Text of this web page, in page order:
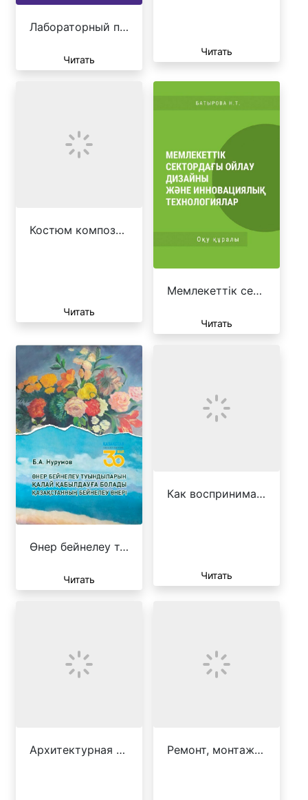
Лабораторный п…
Читать
Читать
Костюм композ…
Читать
Мемлекеттік се…
Читать
Өнер бейнелеу т…
Читать
Как воспринима…
Читать
Архитектурная … Ремонт, монтаж…